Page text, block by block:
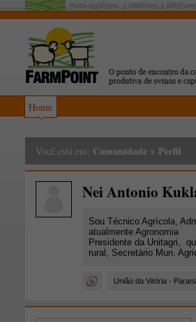
Rede AgriPoint: MilkPoint
Home
Você está em: Comunidade > Perfil
Nei Antonio
Sou Técnico Agrícola,
atualmente Agronomia
Presidente da Unitagri,
rural, Secretário Mun.
União da Vitória -